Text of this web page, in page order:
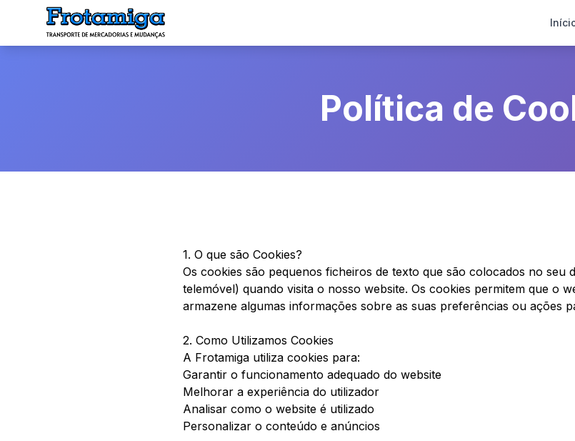
Política de
1. O que são Cookies?
Os cookies são pequenos ficheiros de texto que são colocados no seu
telemóvel) quando visita o nosso website. Os cookies permitem que o
armazene algumas informações sobre as suas preferências ou ações
2. Como Utilizamos Cookies
A Frotamiga utiliza cookies para:
Garantir o funcionamento adequado do website
Melhorar a experiência do utilizador
Analisar como o website é utilizado
Personalizar o conteúdo e anúncios